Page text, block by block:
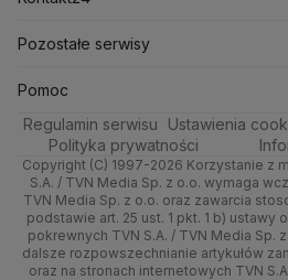
Pogoda Szczecinek
Pogoda Lubartów
Pogoda GąskiPogoda PłońskPogoda
Pogoda Łeba Pogoda Puck
Pogoda
Pogoda KartuzyPogoda Wołomin
Pogoda RadomskoPogoda Bochnia
Pogoda Krynica MorskaPogoda Kutno
Pogoda GnieznoPogoda Jelenia Góra
Podróże
Smog
Technologia
Ciekawostki
Quizy
Poznań
Trójmiasto
Wrocław
Kielce
Kujawsko-pomorskie
Lublin
Nieruchomości
Rynki
Dla firm
Handel
Ze świata
Tech
Kolarstwo
Skoki Narciarskie
Sporty zimowe
Lekkoatletyka
Siatkówka
F1
Polska
Świat
Polityka
Zdrowie
Tech
Nauka
Najnowsze
Gorące Tematy
Wyślij zgłoszenie
Pozostałe serwisy
TVN
Dzień Dobry TVN
Uwaga TVN
HGTV
TVN Turbo
Pomoc
Centrum pomocy
Test zgodności
Oglądaj na TV
Zrealizuj voucher
Regulamin serwisu Ustawienia
Polityka prywatności
Copyright (C) 1997-2026 Korzystanie z
S.A. / TVN Media Sp. z o.o. wymaga
TVN Media Sp. z o.o. oraz zawarcia
podstawie art. 25 ust. 1 pkt. 1 b) ustawy
pokrewnych TVN S.A. / TVN Media Sp.
dalsze rozpowszechnianie artykułów
oraz na stronach internetowych TVN